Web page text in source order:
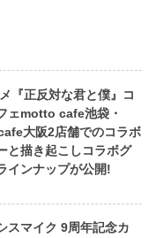
『正反対な君と僕』コ
ェmotto cafe池袋・
大阪2店舗でのコラボ
と描き起こしコラボグ
インナップが公開!
スマイク 9周年記念カ